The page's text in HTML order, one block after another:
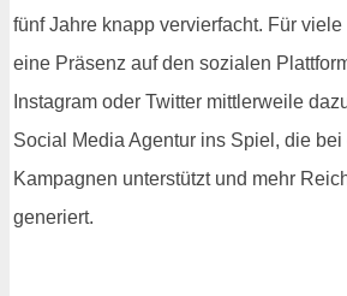
fünf Jahre knapp vervierfacht. Für
eine Präsenz auf den sozialen
Instagram oder Twitter mittlerweile
Social Media Agentur ins Spiel, die
Kampagnen unterstützt und mehr
generiert.